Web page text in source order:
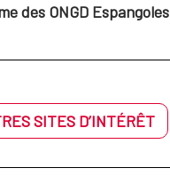
des ONGD Espangoles
SITES D’INTÉRÊT